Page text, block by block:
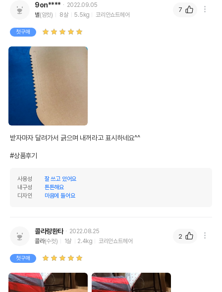
9on****
2022.09.05
별(암컷) 8살 5.5kg 코리안쇼트헤어
첫구매
받자마자 달려가서 긁으며 내꺼라고 표시하네요^^
#상품후기
사용성
잘 쓰고 있어요
내구성
튼튼해요
디자인
마음에 들어요
7
콜라랑환타
2022.08.25
콜라(수컷) 1살 2.4kg 코리안쇼트헤어
첫구매
2